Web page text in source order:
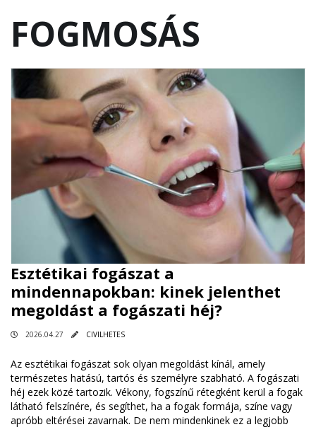
FOGMOSÁS
Esztétikai fogászat a
mindennapokban: kinek jelenthet
megoldást a fogászati héj?
2026.04.27 CIVILHETES
Az esztétikai fogászat sok olyan megoldást kínál, amely
természetes hatású, tartós és személyre szabható. A fogászati
héj ezek közé tartozik. Vékony, fogszínű rétegként kerül a fogak
látható felszínére, és segíthet, ha a fogak formája, színe vagy
apróbb eltérései zavarnak. De nem mindenkinek ez a legjobb